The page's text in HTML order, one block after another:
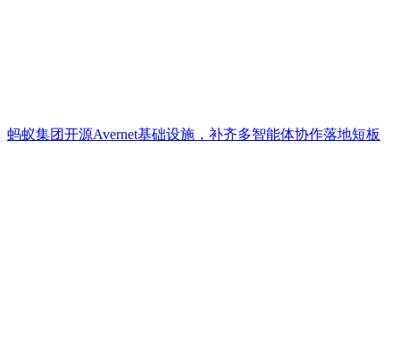
蚂蚁集团开源Avernet基础设施，补齐多智能体协作落地短板